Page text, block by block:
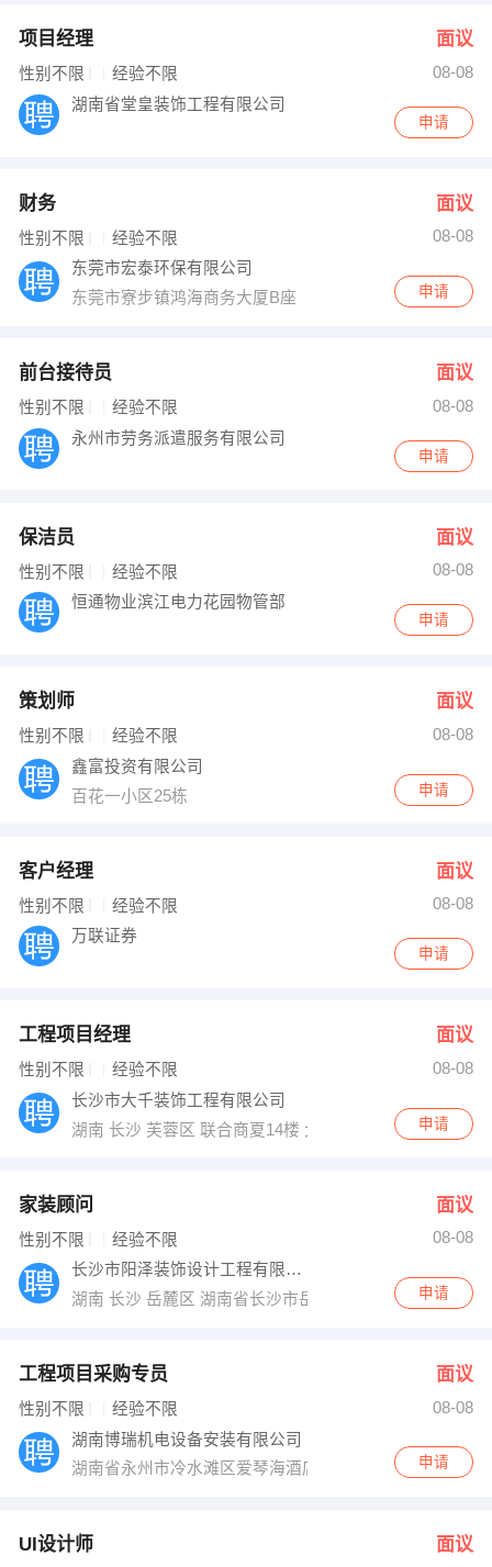
项目经理 面议
性别不限 经验不限
08-08
湖南省堂皇装饰工程有限公司
申请
财务 面议
性别不限 经验不限
08-08
东莞市宏泰环保有限公司
东莞市寮步镇鸿海商务大厦B座
申请
前台接待员 面议
性别不限 经验不限
08-08
永州市劳务派遣服务有限公司
申请
保洁员 面议
性别不限 经验不限
08-08
恒通物业滨江电力花园物管部
申请
策划师 面议
性别不限 经验不限
08-08
鑫富投资有限公司
百花一小区25栋
申请
客户经理 面议
性别不限 经验不限
08-08
万联证券
申请
工程项目经理 面议
性别不限 经验不限
08-08
长沙市大千装饰工程有限公司
湖南 长沙 芙蓉区 联合商夏14楼 大千装饰公司
申请
家装顾问 面议
性别不限 经验不限
08-08
长沙市阳泽装饰设计工程有限公司
湖南 长沙 岳麓区 湖南省长沙市岳麓区合能洋湖公馆
申请
工程项目采购专员 面议
性别不限 经验不限
08-08
湖南博瑞机电设备安装有限公司
湖南省永州市冷水滩区爱琴海酒店11楼
申请
UI设计师 面议